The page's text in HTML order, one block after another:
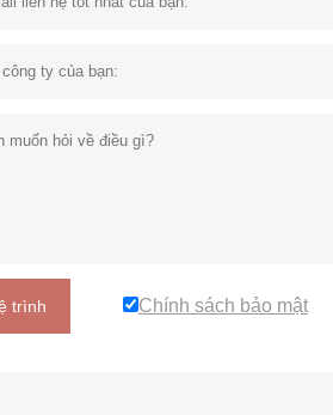
trình Chính sách bảo mật